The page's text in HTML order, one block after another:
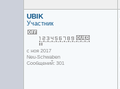
UBIK
Участник
с ноя 2017
Neu-Schwaben
Сообщений: 301